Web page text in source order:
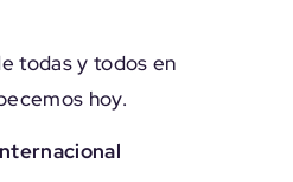
todas y todos en
hoy.